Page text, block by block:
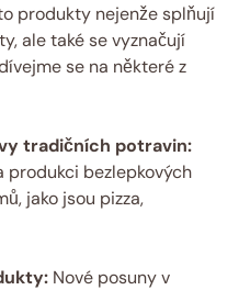
produkty nejenže splňují
ale také se vyznačují
se na některé z
tradičních potravin:
produkci bezlepkových
jako jsou pizza,
⁢Nové posuny v